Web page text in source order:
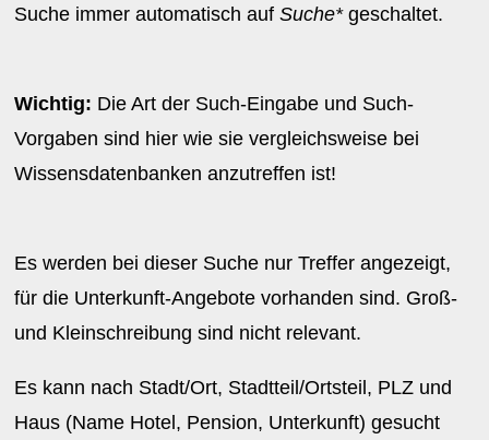
Suche immer automatisch aufSuche*geschaltet.
Wichtig: Die Art der Such-Eingabe und Such-
Vorgaben sind hier wie sie vergleichsweise bei
Wissensdatenbanken anzutreffen ist!
Es werden bei dieser Suche nur Treffer angezeigt,
für die Unterkunft-Angebote vorhanden sind. Groß-
und Kleinschreibung sind nicht relevant.
Es kann nach Stadt/Ort, Stadtteil/Ortsteil, PLZ und
Haus (Name Hotel, Pension, Unterkunft) gesucht